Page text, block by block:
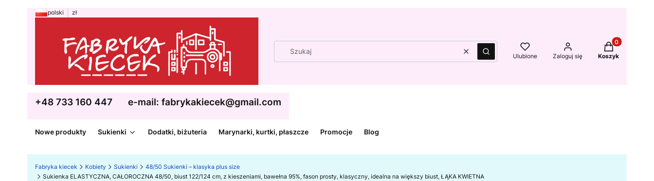
polski zł
WyczyśćSzukaj Ulubione Zaloguj się
Produkty w
Koszyk
+48 733 160 447 e-mail: fabrykakiecek@gmail.com
Nowe produkty Sukienki Dodatki, biżuteria Marynarki, kurtki, płaszcze Promocje Blog
Fabryka kiecek Kobiety Sukienki
48/50 Sukienki – klasyka plus size
Sukienka ELASTYCZNA, CAŁOROCZNA 48/50, biust 122/124 cm, z kieszeniami, bawełna 95%, fason prosty, klasyczny, idealna na większy biust, ŁĄKA KWIETNA